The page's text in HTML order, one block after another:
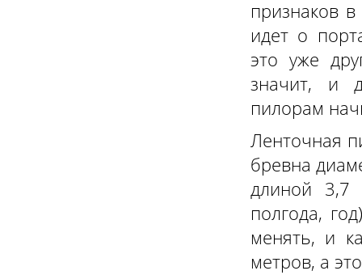
признаков
идет о
это уже
значит, и
пилорам
Ленточная
бревна
длиной 3,7
полгода,
менять, и
метров, а